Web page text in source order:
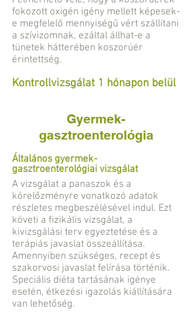
fokozott oxigén igény mellett képesek-
e megfelelő mennyiségű vért szállítani
a szívizomnak, ezáltal állhat-e a
tünetek hátterében koszorúér
érintettség.
Kontrollvizsgálat 1 hónapon belül
Gyermek-
gasztroenterológia
Általános gyermek-
gasztroenterológiai vizsgálat
A vizsgálat a panaszok és a
kórelőzményre vonatkozó adatok
részletes megbeszélésével indul. Ezt
követi a fizikális vizsgálat, a
kivizsgálási terv egyeztetése és a
terápiás javaslat összeállítása.
Amennyiben szükséges, recept és
szakorvosi javaslat felírása történik.
Speciális diéta tartásának igénye
esetén, étkezési igazolás kiállítására
van lehetőség.